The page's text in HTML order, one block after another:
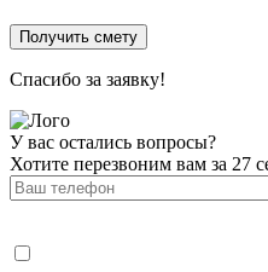
Спасибо за заявку!
У вас остались вопросы?
Хотите перезвоним вам за 27